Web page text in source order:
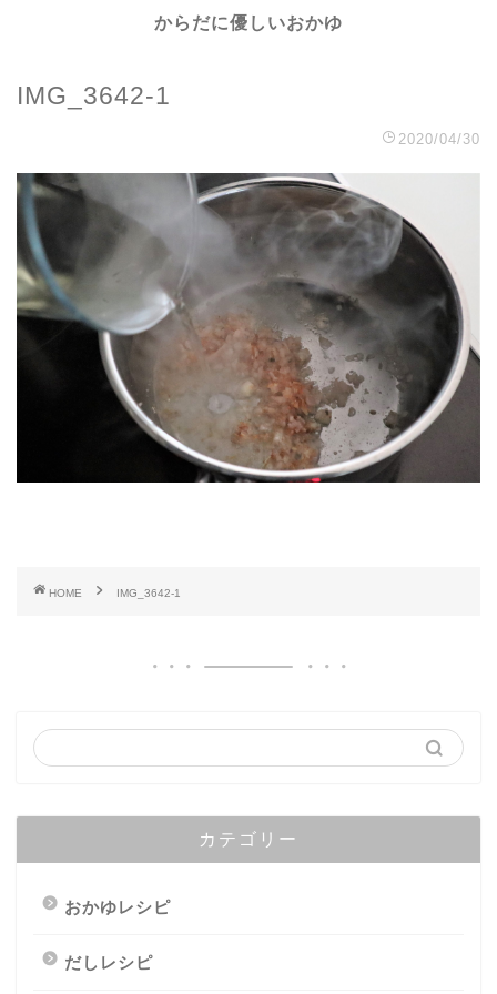
からだに優しいおかゆ
IMG_3642-1
2020/04/30
HOME IMG_3642-1
カテゴリー
おかゆレシピ
だしレシピ